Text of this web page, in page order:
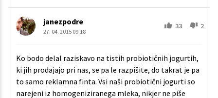
janezpodre
27. 04. 2015 09.18
33 2
Ko bodo delal raziskavo na tistih probiotičnih jogurtih,
ki jih prodajajo pri nas, se pa le razpišite, do takrat je pa
to samo reklamna finta. Vsi naši probiotični jogurti so
narejeni iz homogeniziranega mleka, nikjer ne piše